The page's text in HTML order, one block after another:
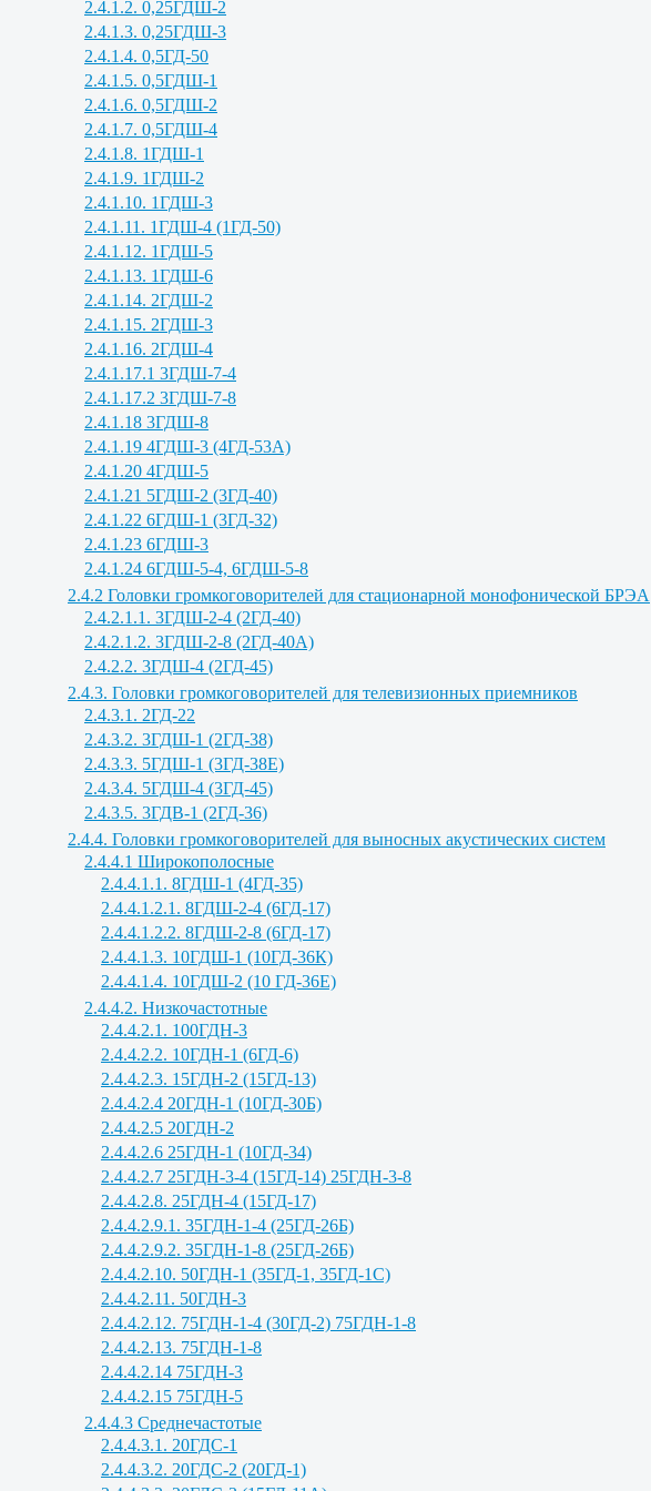
2.4.1.2. 0,25ГДШ-2
2.4.1.3. 0,25ГДШ-3
2.4.1.4. 0,5ГД-50
2.4.1.5. 0,5ГДШ-1
2.4.1.6. 0,5ГДШ-2
2.4.1.7. 0,5ГДШ-4
2.4.1.8. 1ГДШ-1
2.4.1.9. 1ГДШ-2
2.4.1.10. 1ГДШ-3
2.4.1.11. 1ГДШ-4 (1ГД-50)
2.4.1.12. 1ГДШ-5
2.4.1.13. 1ГДШ-6
2.4.1.14. 2ГДШ-2
2.4.1.15. 2ГДШ-3
2.4.1.16. 2ГДШ-4
2.4.1.17.1 3ГДШ-7-4
2.4.1.17.2 3ГДШ-7-8
2.4.1.18 3ГДШ-8
2.4.1.19 4ГДШ-3 (4ГД-53А)
2.4.1.20 4ГДШ-5
2.4.1.21 5ГДШ-2 (3ГД-40)
2.4.1.22 6ГДШ-1 (3ГД-32)
2.4.1.23 6ГДШ-3
2.4.1.24 6ГДШ-5-4, 6ГДШ-5-8
2.4.2 Головки громкоговорителей для стационарной монофонической БРЭА
2.4.2.1.1. 3ГДШ-2-4 (2ГД-40)
2.4.2.1.2. 3ГДШ-2-8 (2ГД-40А)
2.4.2.2. 3ГДШ-4 (2ГД-45)
2.4.3. Головки громкоговорителей для телевизионных приемников
2.4.3.1. 2ГД-22
2.4.3.2. 3ГДШ-1 (2ГД-38)
2.4.3.3. 5ГДШ-1 (3ГД-38Е)
2.4.3.4. 5ГДШ-4 (3ГД-45)
2.4.3.5. 3ГДВ-1 (2ГД-36)
2.4.4. Головки громкоговорителей для выносных акустических систем
2.4.4.1 Широкополосные
2.4.4.1.1. 8ГДШ-1 (4ГД-35)
2.4.4.1.2.1. 8ГДШ-2-4 (6ГД-17)
2.4.4.1.2.2. 8ГДШ-2-8 (6ГД-17)
2.4.4.1.3. 10ГДШ-1 (10ГД-36К)
2.4.4.1.4. 10ГДШ-2 (10 ГД-36Е)
2.4.4.2. Низкочастотные
2.4.4.2.1. 100ГДН-3
2.4.4.2.2. 10ГДН-1 (6ГД-6)
2.4.4.2.3. 15ГДН-2 (15ГД-13)
2.4.4.2.4 20ГДН-1 (10ГД-30Б)
2.4.4.2.5 20ГДН-2
2.4.4.2.6 25ГДН-1 (10ГД-34)
2.4.4.2.7 25ГДН-3-4 (15ГД-14) 25ГДН-3-8
2.4.4.2.8. 25ГДН-4 (15ГД-17)
2.4.4.2.9.1. 35ГДН-1-4 (25ГД-26Б)
2.4.4.2.9.2. 35ГДН-1-8 (25ГД-26Б)
2.4.4.2.10. 50ГДН-1 (35ГД-1, 35ГД-1С)
2.4.4.2.11. 50ГДН-3
2.4.4.2.12. 75ГДН-1-4 (30ГД-2) 75ГДН-1-8
2.4.4.2.13. 75ГДН-1-8
2.4.4.2.14 75ГДН-3
2.4.4.2.15 75ГДН-5
2.4.4.3 Среднечастотые
2.4.4.3.1. 20ГДС-1
2.4.4.3.2. 20ГДС-2 (20ГД-1)